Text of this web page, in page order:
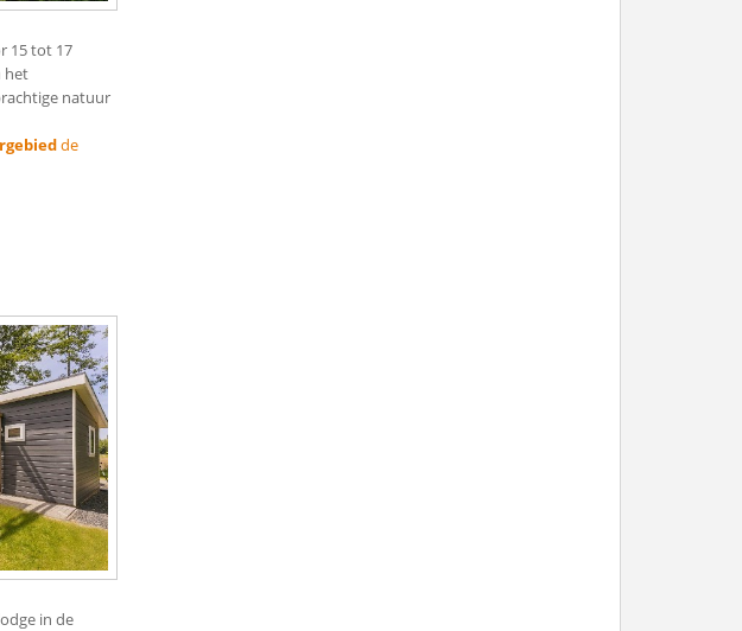
15 tot 17
het
natuur
de
in de